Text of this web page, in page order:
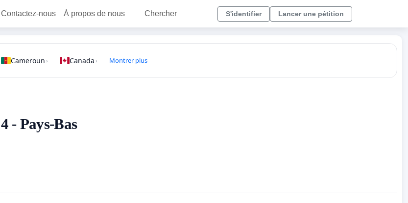
Contactez-nous À propos de nous Chercher S'identifier Lancer une pétition
Cameroun › Canada › Montrer plus
- Pays-Bas